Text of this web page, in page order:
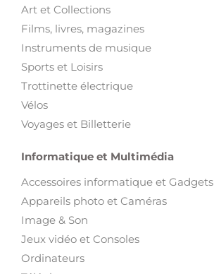
Art et Collections
Films, livres, magazines
Instruments de musique
Sports et Loisirs
Trottinette électrique
Vélos
Voyages et Billetterie
Informatique et Multimédia
Accessoires informatique et Gadgets
Appareils photo et Caméras
Image & Son
Jeux vidéo et Consoles
Ordinateurs